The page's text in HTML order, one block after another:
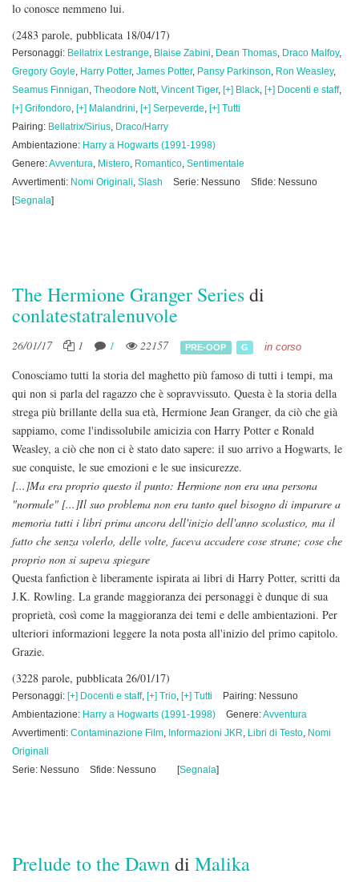
lo conosce nemmeno lui.
(2483 parole, pubblicata 18/04/17)
Personaggi: Bellatrix Lestrange, Blaise Zabini, Dean Thomas, Draco Malfoy,
Gregory Goyle, Harry Potter, James Potter, Pansy Parkinson, Ron Weasley,
Seamus Finnigan, Theodore Nott, Vincent Tiger, [+] Black, [+] Docenti e staff,
[+] Grifondoro, [+] Malandrini, [+] Serpeverde, [+] Tutti
Pairing: Bellatrix/Sirius, Draco/Harry
Ambientazione: Harry a Hogwarts (1991-1998)
Genere:Avventura, Mistero, Romantico, Sentimentale
Avvertimenti: Nomi Originali, Slash Serie: Nessuno
Sfide: Nessuno
[Segnala]
The Hermione Granger Seriesdi
conlatestatralenuvole
26/01/17 1 1 22157 PRE-OOP G in corso
Conosciamo tutti la storia del maghetto più famoso di tutti i tempi, ma
qui non si parla del ragazzo che è sopravvissuto. Questa è la storia della
strega più brillante della sua età, Hermione Jean Granger, da ciò che già
sappiamo, come l'indissolubile amicizia con Harry Potter e Ronald
Weasley, a ciò che non ci è stato dato sapere: il suo arrivo a Hogwarts, le
sue conquiste, le sue emozioni e le sue insicurezze.
[...]Ma era proprio questo il punto: Hermione non era una persona
"normale" [...]Il suo problema non era tanto quel bisogno di imparare a
memoria tutti i libri prima ancora dell'inizio dell'anno scolastico, ma il
fatto che senza volerlo, delle volte, faceva accadere cose strane; cose che
proprio non si sapeva spiegare
Questa fanfiction è liberamente ispirata ai libri di Harry Potter, scritti da
J.K. Rowling. La grande maggioranza dei personaggi è dunque di sua
proprietà, così come la maggioranza dei temi e delle ambientazioni. Per
ulteriori informazioni leggere la nota posta all'inizio del primo capitolo.
Grazie.
(3228 parole, pubblicata 26/01/17)
Personaggi: [+] Docenti e staff, [+] Trio, [+] Tutti
Pairing: Nessuno
Ambientazione: Harry a Hogwarts (1991-1998) Genere:Avventura
Avvertimenti: Contaminazione Film, Informazioni JKR, Libri di Testo, Nomi
Originali
Serie: Nessuno
Sfide: Nessuno [Segnala]
Prelude to the Dawndi Malika